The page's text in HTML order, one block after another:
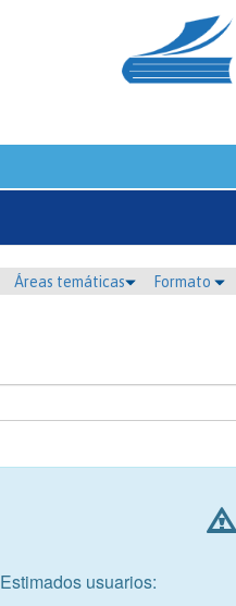
Áreas temáticas Formato
Estimados usuarios: